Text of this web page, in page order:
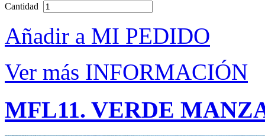
Cantidad
Añadir a MI PEDIDO
Ver más INFORMACIÓN
MFL11. VERDE